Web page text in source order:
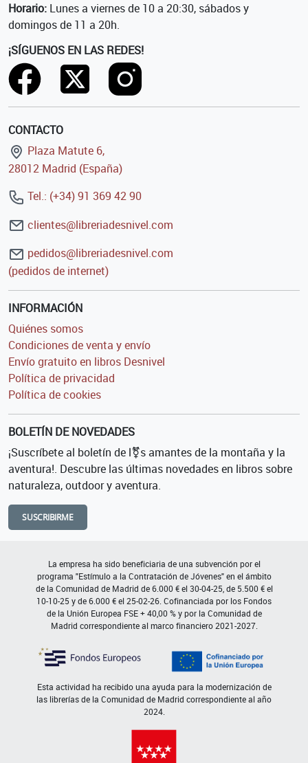
Horario: Lunes a viernes de 10 a 20:30, sábados y
domingos de 11 a 20h.
¡SÍGUENOS EN LAS REDES!
CONTACTO
Plaza Matute 6,
28012 Madrid (España)
Tel.: (+34) 91 369 42 90
clientes@libreriadesnivel.com
pedidos@libreriadesnivel.com
(pedidos de internet)
INFORMACIÓN
Quiénes somos
Condiciones de venta y envío
Envío gratuito en libros Desnivel
Política de privacidad
Política de cookies
BOLETÍN DE NOVEDADES
¡Suscríbete al boletín de l⚧s amantes de la montaña y la
aventura!. Descubre las últimas novedades en libros sobre
naturaleza, outdoor y aventura.
SUSCRIBIRME
La empresa ha sido beneficiaria de una subvención por el
programa "Estímulo a la Contratación de Jóvenes" en el ámbito
de la Comunidad de Madrid de 6.000 € el 30-04-25, de 5.500 € el
10-10-25 y de 6.000 € el 25-02-26. Cofinanciada por los Fondos
de la Unión Europea FSE + 40,00 % y por la Comunidad de
Madrid correspondiente al marco financiero 2021-2027.
Esta actividad ha recibido una ayuda para la modernización de
las librerías de la Comunidad de Madrid correspondiente al año
2024.